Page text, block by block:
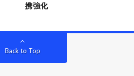
携強化
Back to Top